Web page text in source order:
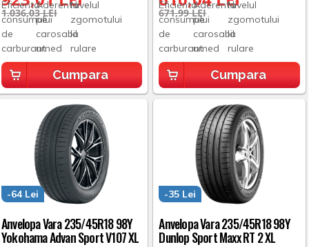
1.036,03 LEI
Cumpara
671,99 LEI
Cumpara
Anvelopa Vara 235/45R18 98Y
Yokohama Advan Sport V107 XL
-64 Lei
Anvelopa Vara 235/45R18 98Y
Dunlop Sport Maxx RT 2 XL
-35 Lei